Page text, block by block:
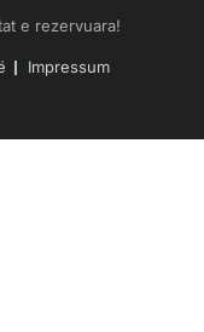
e rezervuara!
Impressum